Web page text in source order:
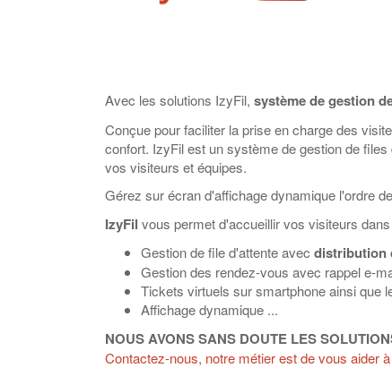
Avec les solutions IzyFil, système de gestion
Conçue pour faciliter la prise en charge des
confort. IzyFil est un système de gestion de
vos visiteurs et équipes.
Gérez sur écran d'affichage dynamique l'ordre
IzyFil vous permet d'accueillir vos visiteurs
Gestion de file d'attente avec distribution
Gestion des rendez-vous avec rappel e-
Tickets virtuels sur smartphone ainsi que
Affichage dynamique ...
NOUS AVONS SANS DOUTE LES
Contactez-nous, notre métier est de vous aider